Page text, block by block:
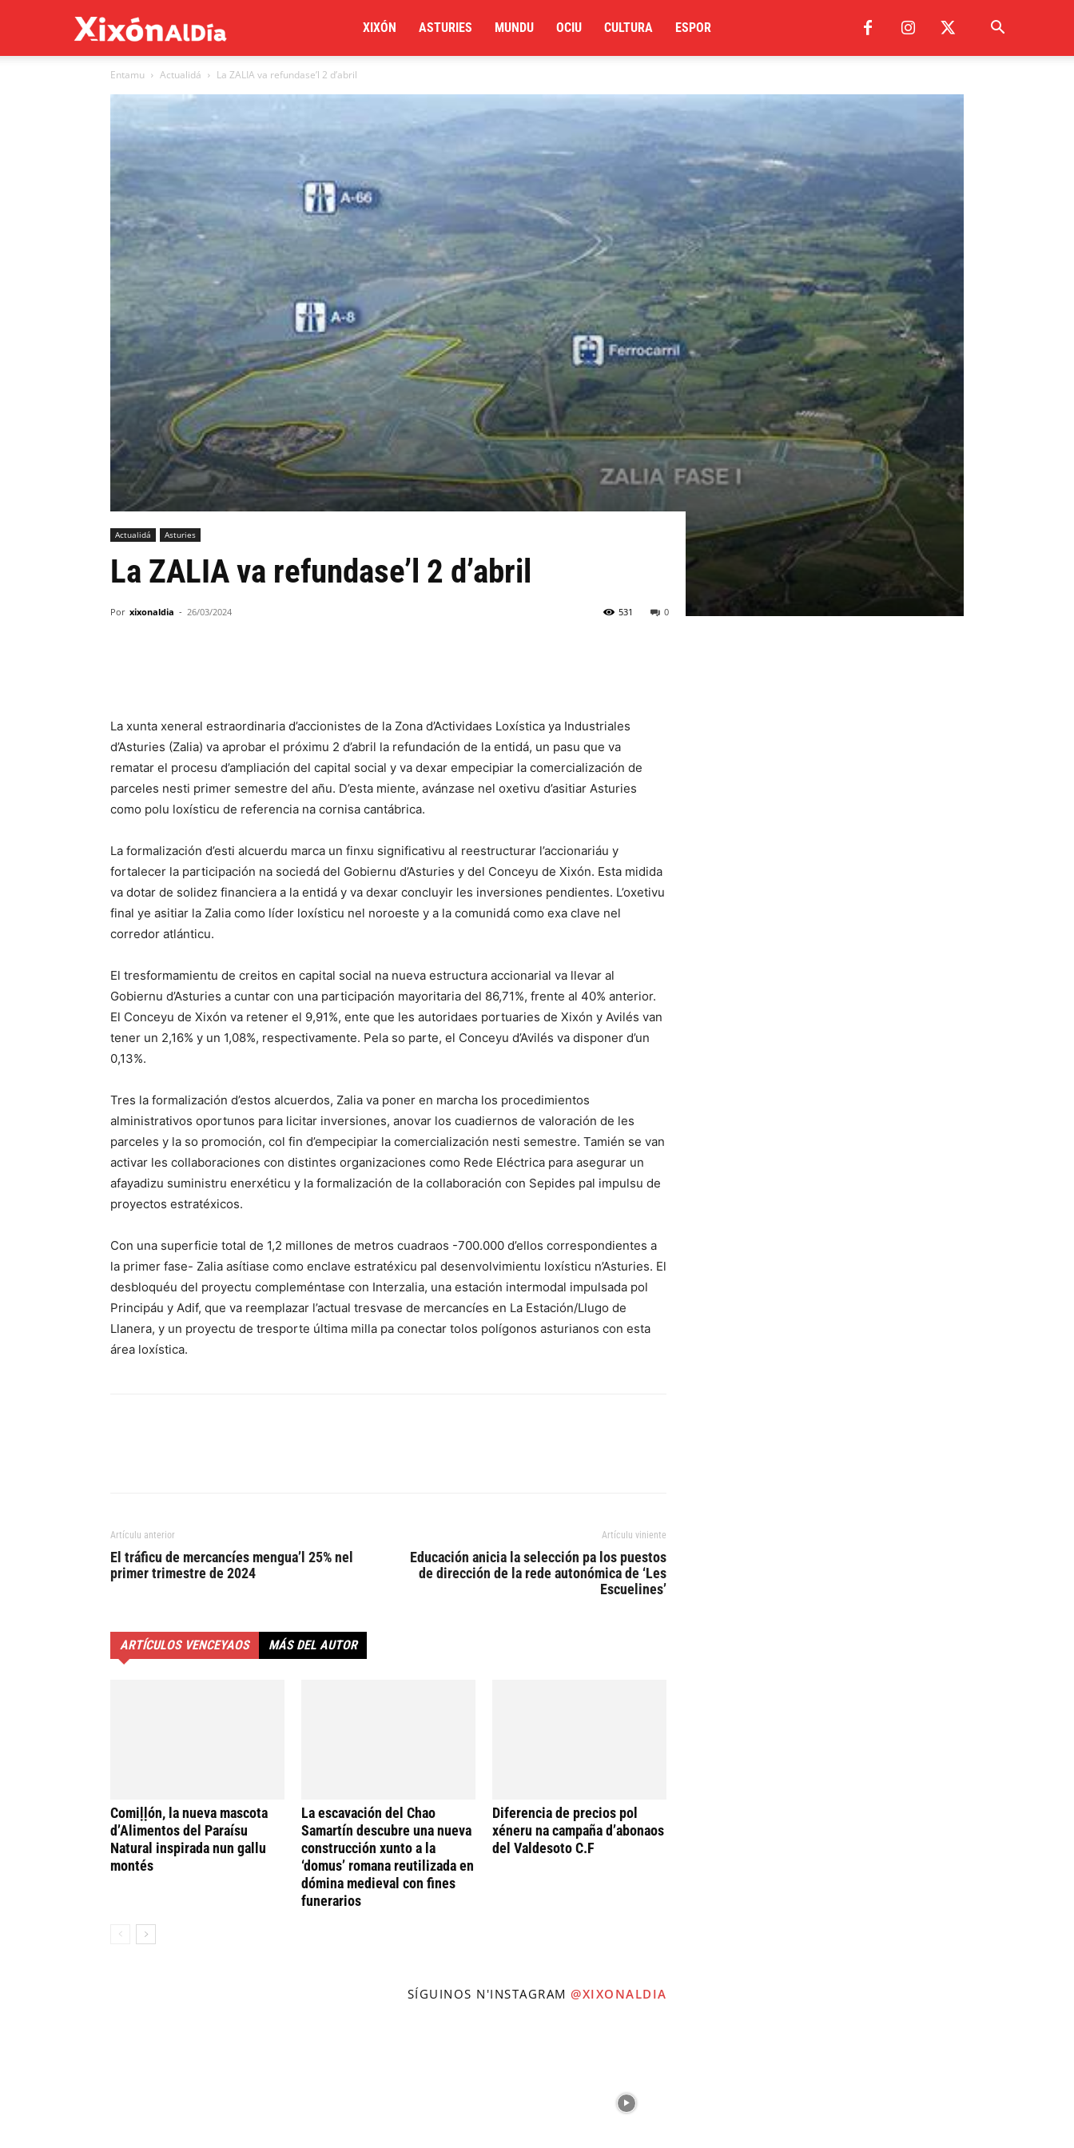
al
día
XIXÓN ASTURIES MUNDU OCIU CULTURA ESPOR
Entamu Actualidá La ZALIA va refundase’l 2 d’abril
Actualidá Asturies
La ZALIA va refundase’l 2 d’abril
Por xixonaldia - 26/03/2024 0
531
La xunta xeneral estraordinaria d’accionistes de la Zona d’Actividaes Loxística ya Industriales
d’Asturies (Zalia) va aprobar el próximu 2 d’abril la refundación de la entidá, un pasu que va
rematar el procesu d’ampliación del capital social y va dexar empecipiar la comercialización de
parceles nesti primer semestre del añu. D’esta miente, avánzase nel oxetivu d’asitiar Asturies
como polu loxísticu de referencia na cornisa cantábrica.
La formalización d’esti alcuerdu marca un finxu significativu al reestructurar l’accionariáu y
fortalecer la participación na sociedá del Gobiernu d’Asturies y del Conceyu de Xixón. Esta midida
va dotar de solidez financiera a la entidá y va dexar concluyir les inversiones pendientes. L’oxetivu
final ye asitiar la Zalia como líder loxísticu nel noroeste y a la comunidá como exa clave nel
corredor atlánticu.
El tresformamientu de creitos en capital social na nueva estructura accionarial va llevar al
Gobiernu d’Asturies a cuntar con una participación mayoritaria del 86,71%, frente al 40% anterior.
El Conceyu de Xixón va retener el 9,91%, ente que les autoridaes portuaries de Xixón y Avilés van
tener un 2,16% y un 1,08%, respectivamente. Pela so parte, el Conceyu d’Avilés va disponer d’un
0,13%.
Tres la formalización d’estos alcuerdos, Zalia va poner en marcha los procedimientos
alministrativos oportunos para licitar inversiones, anovar los cuadiernos de valoración de les
parceles y la so promoción, col fin d’empecipiar la comercialización nesti semestre. Tamién se van
activar les collaboraciones con distintes organizaciones como Rede Eléctrica para asegurar un
afayadizu suministru enerxéticu y la formalización de la collaboración con Sepides pal impulsu de
proyectos estratéxicos.
Con una superficie total de 1,2 millones de metros cuadraos -700.000 d’ellos correspondientes a
la primer fase- Zalia asítiase como enclave estratéxicu pal desenvolvimientu loxísticu n’Asturies. El
desbloquéu del proyectu compleméntase con Interzalia, una estación intermodal impulsada pol
Principáu y Adif, que va reemplazar l’actual tresvase de mercancíes en La Estación/Llugo de
Llanera, y un proyectu de tresporte última milla pa conectar tolos polígonos asturianos con esta
área loxística.
Artículu anterior
El tráficu de mercancíes mengua’l 25% nel
primer trimestre de 2024
Artículu viniente
Educación anicia la selección pa los puestos
de dirección de la rede autonómica de ‘Les
Escuelines’
ARTÍCULOS VENCEYAOS MÁS DEL AUTOR
Comiḷḷón, la nueva mascota
d’Alimentos del Paraísu
Natural inspirada nun gallu
montés
La escavación del Chao
Samartín descubre una nueva
construcción xunto a la
‘domus’ romana reutilizada en
dómina medieval con fines
funerarios
Diferencia de precios pol
xéneru na campaña d’abonaos
del Valdesoto C.F
SÍGUINOS N'INSTAGRAM @XIXONALDIA